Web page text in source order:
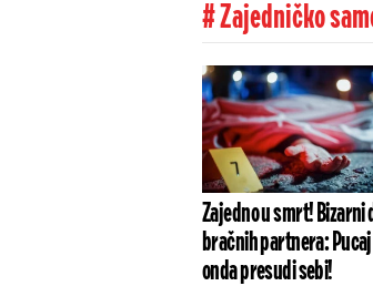
# Zajedničko
Zajedno u smrt! Bizarni
bračnih partnera:
onda presudi sebi!